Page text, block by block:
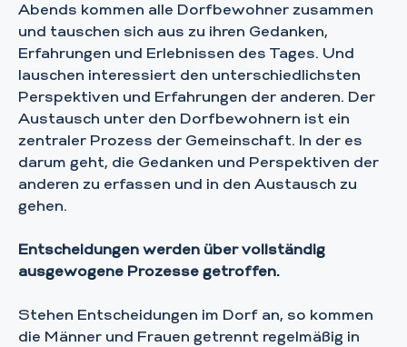
Abends kommen alle Dorfbewohner zusammen
und tauschen sich aus zu ihren Gedanken,
Erfahrungen und Erlebnissen des Tages. Und
lauschen interessiert den unterschiedlichsten
Perspektiven und Erfahrungen der anderen. Der
Austausch unter den Dorfbewohnern ist ein
zentraler Prozess der Gemeinschaft. In der es
darum geht, die Gedanken und Perspektiven der
anderen zu erfassen und in den Austausch zu
gehen.
Entscheidungen werden über vollständig
ausgewogene Prozesse getroffen.
Stehen Entscheidungen im Dorf an, so kommen
die Männer und Frauen getrennt regelmäßig in